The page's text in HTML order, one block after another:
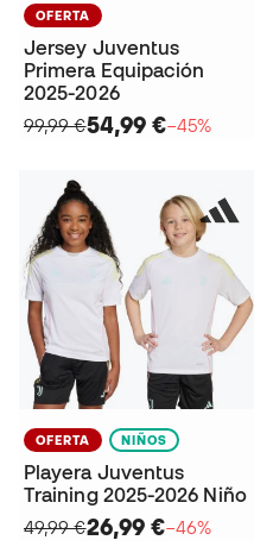
OFERTA
Jersey Juventus
Primera Equipación
2025-2026
99,99 €54,99 €−45%
OFERTA NIÑOS
Playera Juventus
Training 2025-2026 Niño
49,99 €26,99 €−46%